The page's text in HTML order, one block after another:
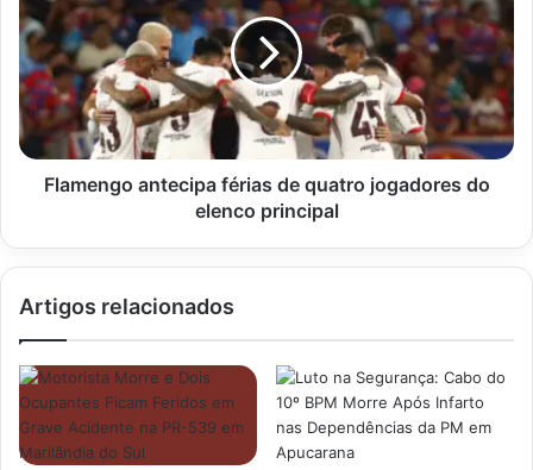
férias
de
quatro
jogadores
do
elenco
principal
Flamengo antecipa férias de quatro jogadores do
elenco principal
Artigos relacionados